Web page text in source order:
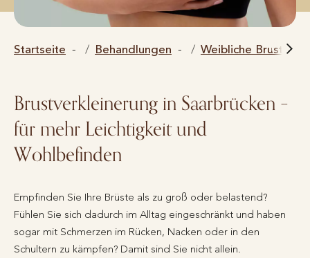
Startseite Behandlungen Weibliche Brust
Brustverkleinerung in Saarbrücken –
für mehr Leichtigkeit und
Wohlbefinden
Empfinden Sie Ihre Brüste als zu groß oder belastend?
Fühlen Sie sich dadurch im Alltag eingeschränkt und haben
sogar mit Schmerzen im Rücken, Nacken oder in den
Schultern zu kämpfen? Damit sind Sie nicht allein.